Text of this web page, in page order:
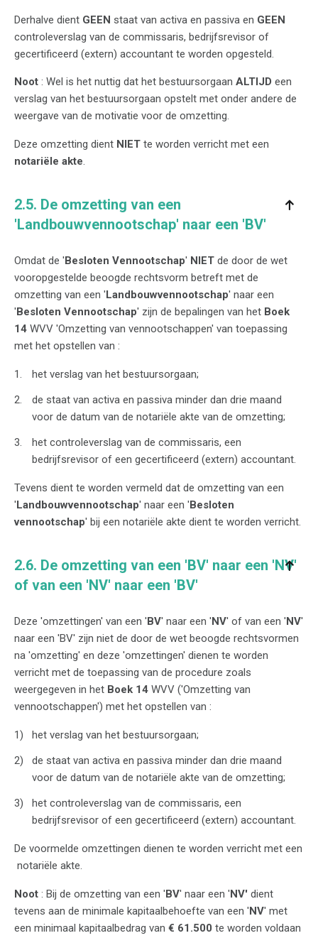
Derhalve dient GEEN staat van activa en passiva en GEEN
controleverslag van de commissaris, bedrijfsrevisor of
gecertificeerd (extern) accountant te worden opgesteld.
Noot : Wel is het nuttig dat het bestuursorgaan ALTIJD een
verslag van het bestuursorgaan opstelt met onder andere de
weergave van de motivatie voor de omzetting.
Deze omzetting dient NIET te worden verricht met een
notariële akte.
2.5. De omzetting van een
'Landbouwvennootschap' naar een 'BV'
Omdat de ' Besloten Vennootschap' NIET de door de wet
vooropgestelde beoogde rechtsvorm betreft met de
omzetting van een ' Landbouwvennootschap' naar een
' Besloten Vennootschap' zijn de bepalingen van het Boek
14 WVV 'Omzetting van vennootschappen' van toepassing
met het opstellen van :
het verslag van het bestuursorgaan;
de staat van activa en passiva minder dan drie maand
voor de datum van de notariële akte van de omzetting;
het controleverslag van de commissaris, een
bedrijfsrevisor of een gecertificeerd (extern) accountant.
Tevens dient te worden vermeld dat de omzetting van een
' Landbouwvennootschap' naar een ' Besloten
vennootschap' bij een notariële akte dient te worden verricht.
2.6. De omzetting van een 'BV' naar een 'NV'
of van een 'NV' naar een 'BV'
Deze 'omzettingen' van een ' BV' naar een ' NV' of van een ' NV'
naar een 'BV' zijn niet de door de wet beoogde rechtsvormen
na 'omzetting' en deze 'omzettingen' dienen te worden
verricht met de toepassing van de procedure zoals
weergegeven in het Boek 14 WVV ('Omzetting van
vennootschappen') met het opstellen van :
het verslag van het bestuursorgaan;
de staat van activa en passiva minder dan drie maand
voor de datum van de notariële akte van de omzetting;
het controleverslag van de commissaris, een
bedrijfsrevisor of een gecertificeerd (extern) accountant.
De voormelde omzettingen dienen te worden verricht met een
notariële akte.
Noot : Bij de omzetting van een 'BV' naar een 'NV' dient
tevens aan de minimale kapitaalbehoefte van een 'NV' met
een minimaal kapitaalbedrag van € 61.500 te worden voldaan